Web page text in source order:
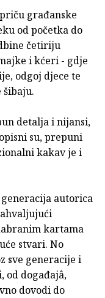
građanske
od početka do
četiriju
i kćeri - gdje
odgoj djece te
detalja i nijansi,
su, prepuni
kakav je i
autorica
kartama
stvari. No
sve generacije i
od događajâ,
dovodi do